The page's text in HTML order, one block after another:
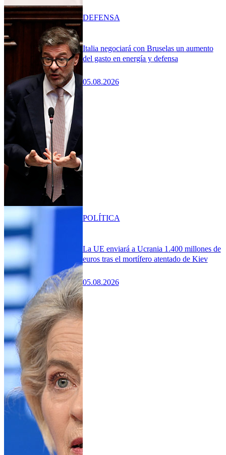
Italia negociará con Bruselas un aumento
del gasto en energía y defensa
05.08.2026
DEFENSA
La UE enviará a Ucrania 1.400 millones de
euros tras el mortífero atentado de Kiev
05.08.2026
POLÍTICA